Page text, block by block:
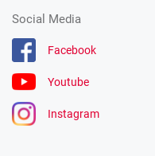
Social Media
Facebook
Youtube
Instagram